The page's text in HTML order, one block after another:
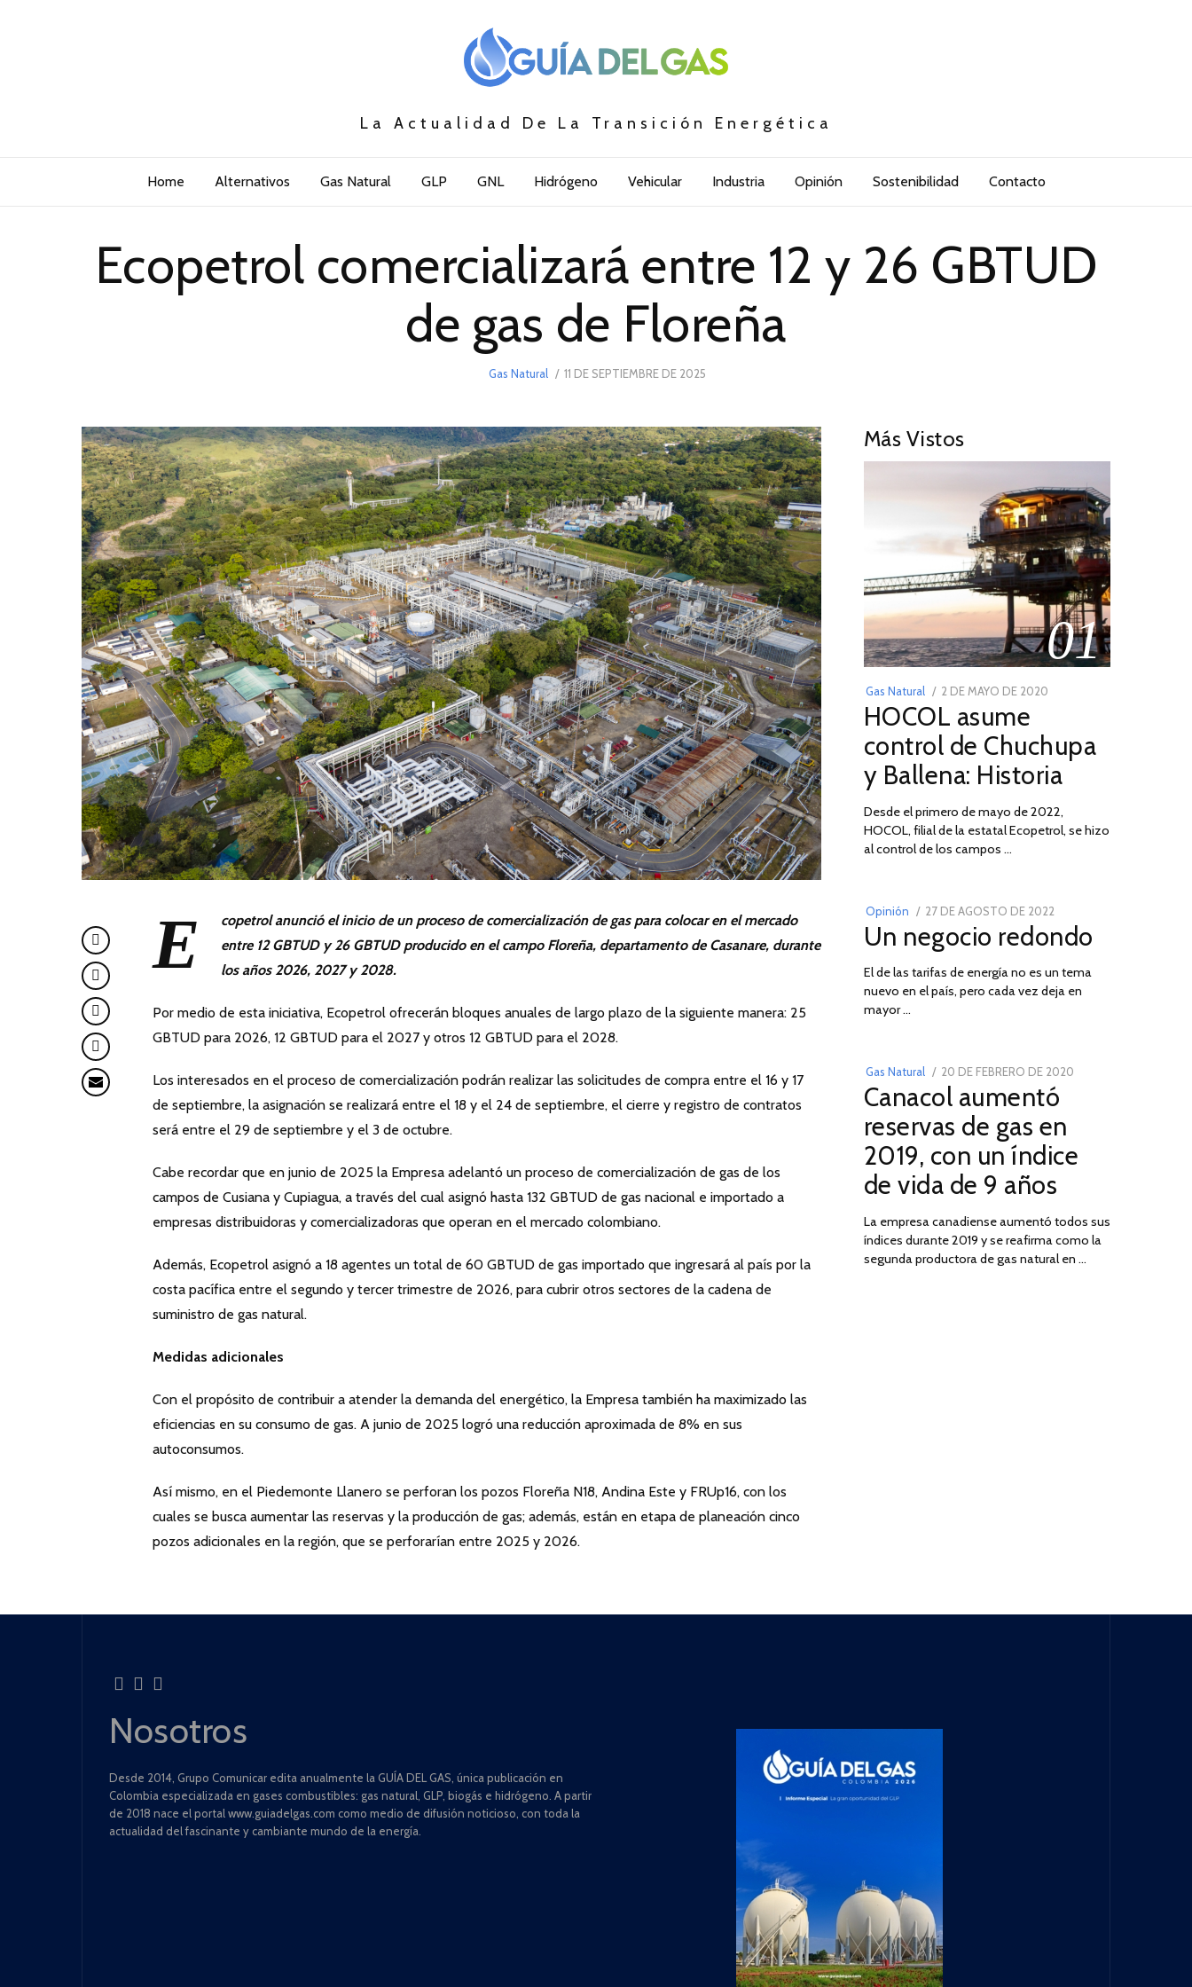
La Actualidad De La Transición Energética
Home Alternativos Gas Natural GLP GNL Hidrógeno Vehicular Industria Opinión Sostenibilidad Contacto
Ecopetrol comercializará entre 12 y 26 GBTUD
de gas de Floreña
Gas Natural
POSTED
11 DE SEPTIEMBRE DE 2025
E
copetrol anunció el inicio de un proceso de comercialización de gas para colocar en el mercado
entre 12 GBTUD y 26 GBTUD producido en el campo Floreña, departamento de Casanare, durante
los años 2026, 2027 y 2028.
Por medio de esta iniciativa, Ecopetrol ofrecerán bloques anuales de largo plazo de la siguiente manera: 25
GBTUD para 2026, 12 GBTUD para el 2027 y otros 12 GBTUD para el 2028.
Los interesados en el proceso de comercialización podrán realizar las solicitudes de compra entre el 16 y 17
de septiembre, la asignación se realizará entre el 18 y el 24 de septiembre, el cierre y registro de contratos
será entre el 29 de septiembre y el 3 de octubre.
Cabe recordar que en junio de 2025 la Empresa adelantó un proceso de comercialización de gas de los
campos de Cusiana y Cupiagua, a través del cual asignó hasta 132 GBTUD de gas nacional e importado a
empresas distribuidoras y comercializadoras que operan en el mercado colombiano.
Además, Ecopetrol asignó a 18 agentes un total de 60 GBTUD de gas importado que ingresará al país por la
costa pacífica entre el segundo y tercer trimestre de 2026, para cubrir otros sectores de la cadena de
suministro de gas natural.
Medidas adicionales
Con el propósito de contribuir a atender la demanda del energético, la Empresa también ha maximizado las
eficiencias en su consumo de gas. A junio de 2025 logró una reducción aproximada de 8% en sus
autoconsumos.
Así mismo, en el Piedemonte Llanero se perforan los pozos Floreña N18, Andina Este y FRUp16, con los
cuales se busca aumentar las reservas y la producción de gas; además, están en etapa de planeación cinco
pozos adicionales en la región, que se perforarían entre 2025 y 2026.
Más Vistos
01
Gas Natural
POSTED
ON
2 DE MAYO DE 2020
DE
2026
HOCOL asume
control de Chuchupa
y Ballena: Historia
Desde el primero de mayo de 2022,
HOCOL, filial de la estatal Ecopetrol, se hizo
al control de los campos …
Opinión
POSTED
ON
27 DE AGOSTO DE 2022
DE
DE
2022
Un negocio redondo
El de las tarifas de energía no es un tema
nuevo en el país, pero cada vez deja en
mayor …
Gas Natural
POSTED
ON
20 DE FEBRERO DE 2020
2025
Canacol aumentó
reservas de gas en
2019, con un índice
de vida de 9 años
La empresa canadiense aumentó todos sus
índices durante 2019 y se reafirma como la
segunda productora de gas natural en …
Nosotros
Desde 2014, Grupo Comunicar edita anualmente la GUÍA DEL GAS, única publicación en
Colombia especializada en gases combustibles: gas natural, GLP, biogás e hidrógeno. A partir
de 2018 nace el portal www.guiadelgas.com como medio de difusión noticioso, con toda la
actualidad del fascinante y cambiante mundo de la energía.